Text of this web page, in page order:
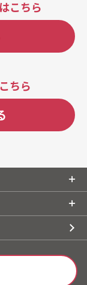
こちら
ちら